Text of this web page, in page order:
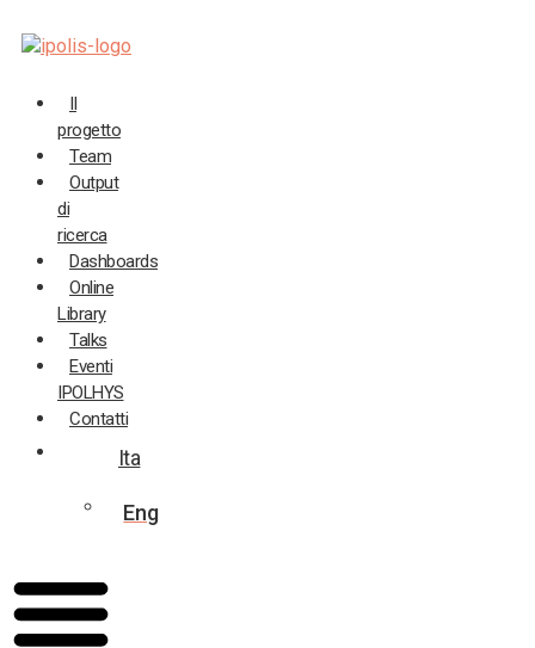
al
Il
progetto
Team
Output
di
ricerca
Dashboards
Online
Library
Talks
Eventi
IPOLHYS
Contatti
Ita
Eng